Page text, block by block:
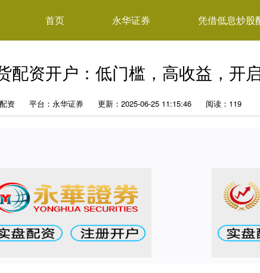
首页 永华证券 凭借低息炒股
配资开户：低门槛，高收益，开
资 平台：永华证券 更新：2025-06-25 11:15:46 阅读：119